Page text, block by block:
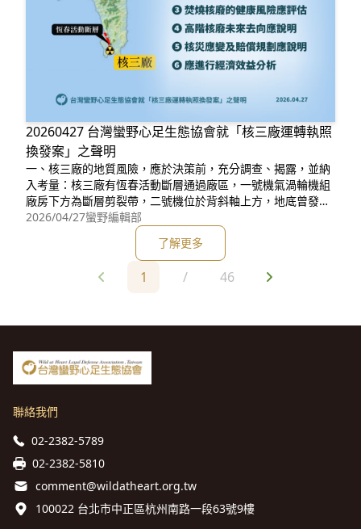
20260427 台灣蠻野心足生態協會就「核三廠運轉執照
換發案」之聲明
一、核三廠的地質風險，應於決策前，充分調查、揭露，並納
入考量：核三廠有恆春活動斷層通過廠區，一號機氣渦輪機組
廠房下方為斷層剪裂帶，二號機位於背斜軸上方，地底曾發生
變形作用，強震發生時反應爐可能被拱起來。過去安裝地震儀
時，曾挖到易燃沼氣。相關地質風險，應充分揭露及考量。並
比照美國加州的洪堡灣核電廠（Humboldt Bay Nuclear Pow
er Plant）緊鄰小鮭魚斷層之案例，永久關閉，停止
2026/04/27蠻野編輯部
了解更多
1 / 46
聯絡我們
02-2382-5789
02-2382-5810
comment@wildatheart.org.tw
100022 台北市中正區杭州南路一段63號9樓